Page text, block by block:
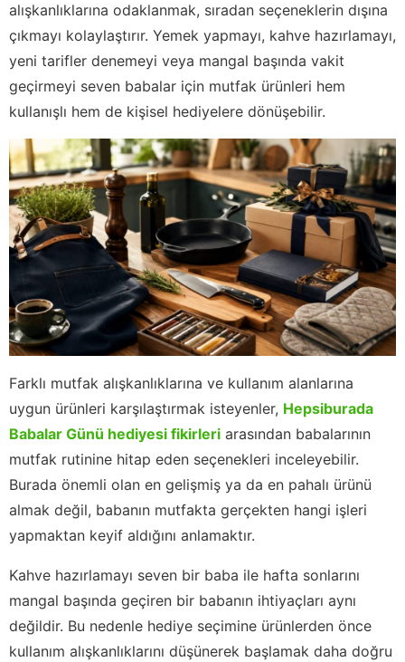
alışkanlıklarına odaklanmak, sıradan seçeneklerin dışına
çıkmayı kolaylaştırır. Yemek yapmayı, kahve hazırlamayı,
yeni tarifler denemeyi veya mangal başında vakit
geçirmeyi seven babalar için mutfak ürünleri hem
kullanışlı hem de kişisel hediyelere dönüşebilir.
Farklı mutfak alışkanlıklarına ve kullanım alanlarına
uygun ürünleri karşılaştırmak isteyenler, Hepsiburada
Babalar Günü hediyesi fikirleri arasından babalarının
mutfak rutinine hitap eden seçenekleri inceleyebilir.
Burada önemli olan en gelişmiş ya da en pahalı ürünü
almak değil, babanın mutfakta gerçekten hangi işleri
yapmaktan keyif aldığını anlamaktır.
Kahve hazırlamayı seven bir baba ile hafta sonlarını
mangal başında geçiren bir babanın ihtiyaçları aynı
değildir. Bu nedenle hediye seçimine ürünlerden önce
kullanım alışkanlıklarını düşünerek başlamak daha doğru